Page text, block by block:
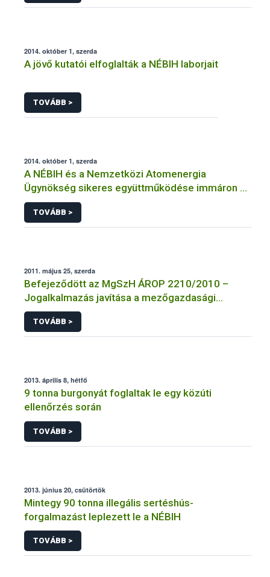
2014. október 1, szerda
A jövő kutatói elfoglalták a NÉBIH laborjait
TOVÁBB >
2014. október 1, szerda
A NÉBIH és a Nemzetközi Atomenergia
Ügynökség sikeres együttműködése immáron 8
éve tart
TOVÁBB >
2011. május 25, szerda
Befejeződött az MgSzH ÁROP 2210/2010 –
Jogalkalmazás javítása a mezőgazdasági
szakigazgatásban című projekt
megvalósulásának első üteme
TOVÁBB >
2013. április 8, hétfő
9 tonna burgonyát foglaltak le egy közúti
ellenőrzés során
TOVÁBB >
2013. június 20, csütörtök
Mintegy 90 tonna illegális sertéshús-
forgalmazást leplezett le a NÉBIH
TOVÁBB >